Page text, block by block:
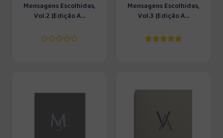
Mensagens Escolhidas,
Vol.2 (Edição A...
Mensagens Escolhidas,
Vol.3 (Edição A...